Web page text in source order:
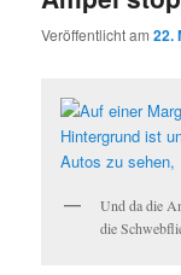
Veröffentlicht am22.
Und da die
die